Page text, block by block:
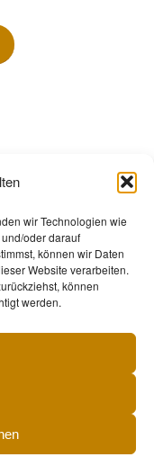
wir Technologien wie
oder darauf
können wir Daten
Website verarbeiten.
können
werden.